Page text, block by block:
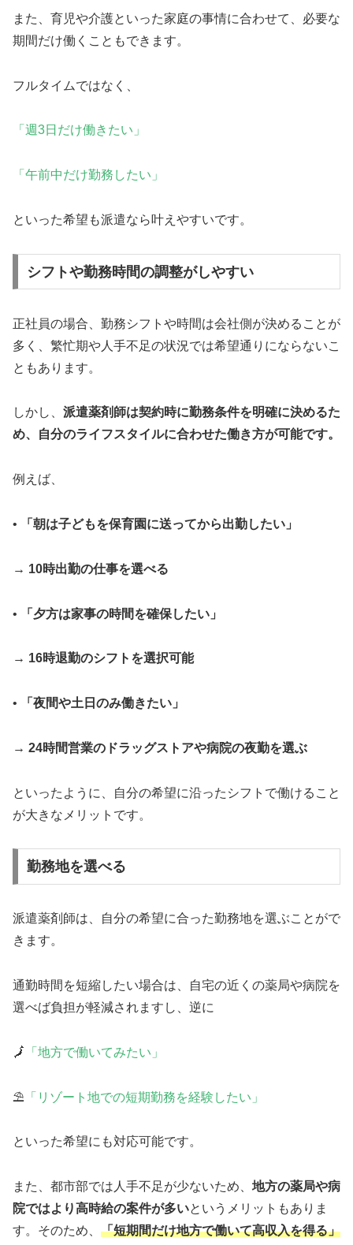
また、育児や介護といった家庭の事情に合わせて、必要な
期間だけ働くこともできます。
フルタイムではなく、
「週3日だけ働きたい」
「午前中だけ勤務したい」
といった希望も派遣なら叶えやすいです。
シフトや勤務時間の調整がしやすい
正社員の場合、勤務シフトや時間は会社側が決めることが
多く、繁忙期や人手不足の状況では希望通りにならないこ
ともあります。
しかし、 派遣薬剤師は契約時に勤務条件を明確に決めるた
め、自分のライフスタイルに合わせた働き方が可能です。
例えば、
• 「朝は子どもを保育園に送ってから出勤したい」
→ 10時出勤の仕事を選べる
• 「夕方は家事の時間を確保したい」
→ 16時退勤のシフトを選択可能
• 「夜間や土日のみ働きたい」
→ 24時間営業のドラッグストアや病院の夜勤を選ぶ
といったように、自分の希望に沿ったシフトで働けること
が大きなメリットです。
勤務地を選べる
派遣薬剤師は、自分の希望に合った勤務地を選ぶことがで
きます。
通勤時間を短縮したい場合は、自宅の近くの薬局や病院を
選べば負担が軽減されますし、逆に
🗾 「地方で働いてみたい」
⛱️ 「リゾート地での短期勤務を経験したい」
といった希望にも対応可能です。
また、都市部では人手不足が少ないため、 地方の薬局や病
院ではより高時給の案件が多いというメリットもありま
す。そのため、 「短期間だけ地方で働いて高収入を得る」